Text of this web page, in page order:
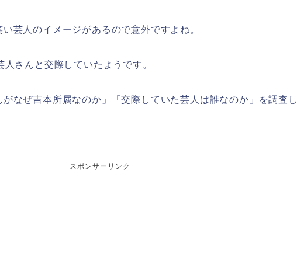
芸人のイメージがあるので意外ですよね。
さんと交際していたようです。
なぜ吉本所属なのか」「交際していた芸人は誰なのか」を調査し
スポンサーリンク